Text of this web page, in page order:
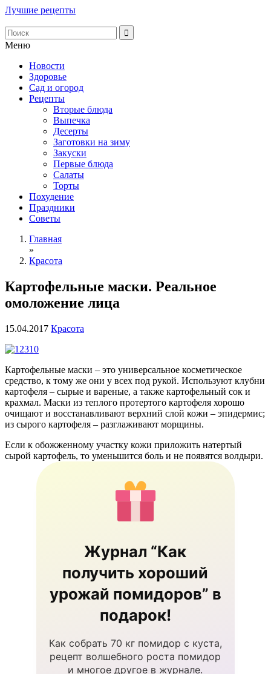
Лучшие рецепты
Меню
Новости
Здоровье
Сад и огород
Рецепты
Вторые блюда
Выпечка
Десерты
Заготовки на зиму
Закуски
Первые блюда
Салаты
Торты
Похудение
Праздники
Советы
Главная
»
Красота
Картофельные маски. Реальное
омоложение лица
15.04.2017 Красота
Картофельные маски – это универсальное косметическое
средство, к тому же они у всех под рукой. Используют клубни
картофеля – сырые и вареные, а также картофельный сок и
крахмал. Маски из теплого протертого картофеля хорошо
очищают и восстанавливают верхний слой кожи – эпидермис;
из сырого картофеля – разглаживают морщины.
Если к обожженному участку кожи приложить натертый
сырой картофель, то уменьшится боль и не появятся волдыри.
Журнал “Как
получить хороший
урожай помидоров” в
подарок!
Как собрать 70 кг помидор с куста,
рецепт волшебного роста помидор
и многое другое в журнале.